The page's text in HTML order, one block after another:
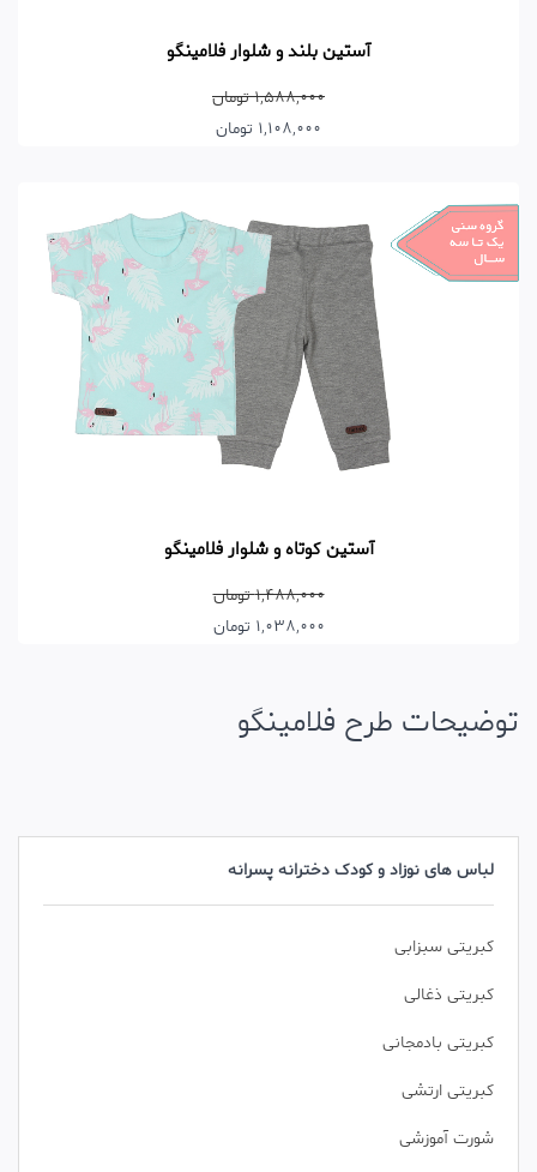
لباس های نوزاد و کودک دخترانه پسرانه
کبریتی سبزابی
کبریتی ذغالی
کبریتی بادمجانی
کبریتی ارتشی
شورت آموزشی
آستین بلند و شلوار فلامینگو
1,588,000 تومان
1,108,000 تومان
آستین کوتاه و شلوار فلامینگو
1,488,000 تومان
1,038,000 تومان
توضیحات طرح فلامینگو